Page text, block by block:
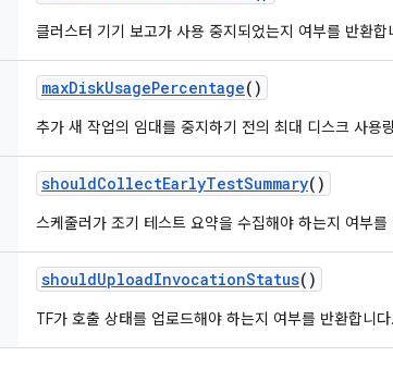
클러스터 기기 보고가 사용 중지되었는지 여부를 반환합
maxDiskUsagePercentage()
추가 새 작업의 임대를 중지하기 전의 최대 디스크 사용
shouldCollectEarlyTestSummary()
스케줄러가 조기 테스트 요약을 수집해야 하는지 여부를
shouldUploadInvocationStatus()
TF가 호출 상태를 업로드해야 하는지 여부를 반환합니다.